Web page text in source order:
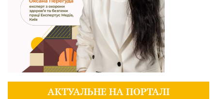
АКТУАЛЬНЕ НА ПОРТАЛІ